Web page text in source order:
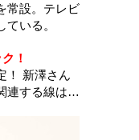
常設。テレビ
いる。
！
！ 新澤さん
連する線は…